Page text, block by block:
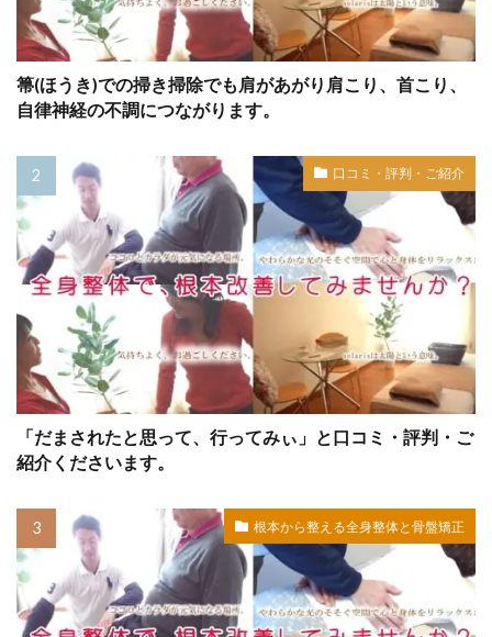
箒(ほうき)での掃き掃除でも肩があがり肩こり、首こり、
自律神経の不調につながります。
口コミ・評判・ご紹介
「だまされたと思って、行ってみぃ」と口コミ・評判・ご
紹介くださいます。
根本から整える全身整体と骨盤矯正